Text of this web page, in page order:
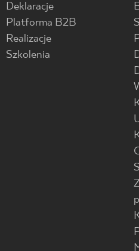
Deklaracje
Platforma B2B
Realizacje
Szkolenia